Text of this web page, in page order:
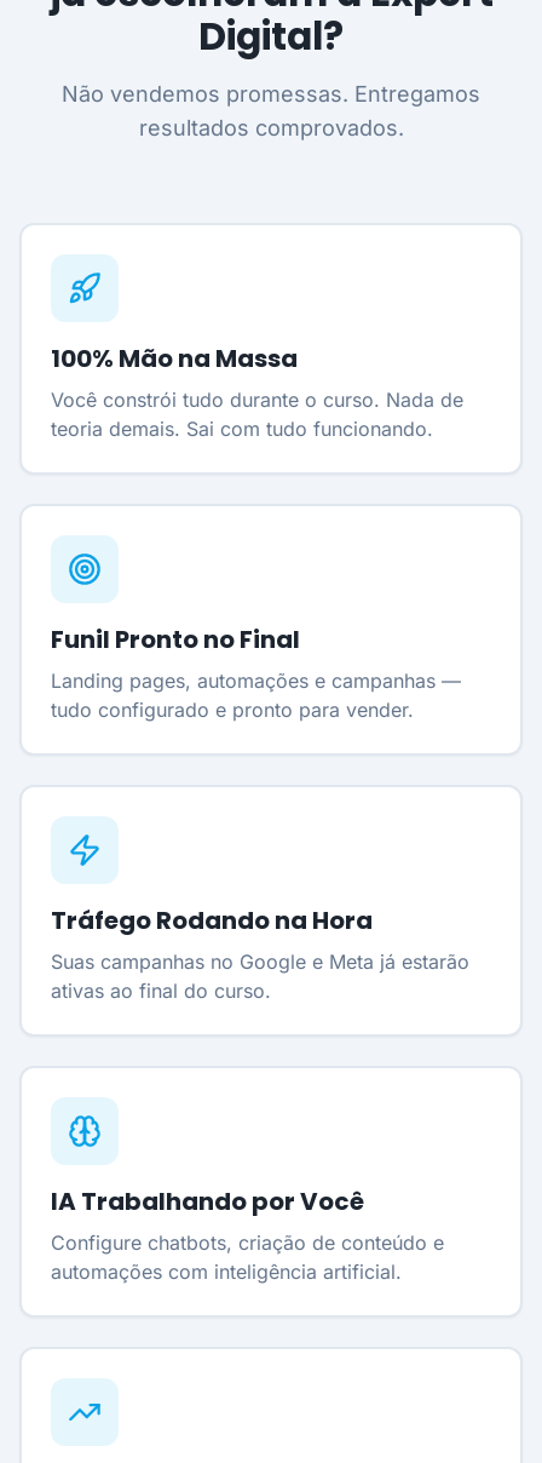
Digital?
Não vendemos promessas. Entregamos
resultados comprovados.
100% Mão na Massa
Você constrói tudo durante o curso. Nada de
teoria demais. Sai com tudo funcionando.
Funil Pronto no Final
Landing pages, automações e campanhas —
tudo configurado e pronto para vender.
Tráfego Rodando na Hora
Suas campanhas no Google e Meta já estarão
ativas ao final do curso.
IA Trabalhando por Você
Configure chatbots, criação de conteúdo e
automações com inteligência artificial.